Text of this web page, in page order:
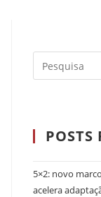
POSTS
5×2: novo
acelera